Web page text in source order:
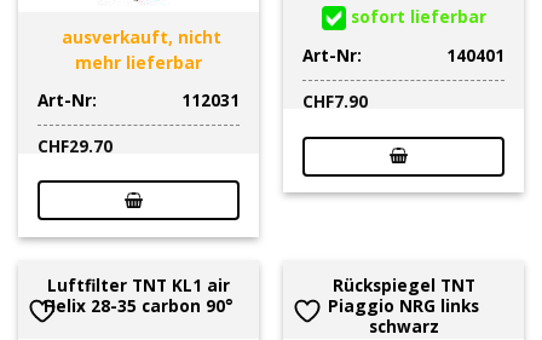
ausverkauft, nicht
mehr lieferbar
Art-Nr:
112031
CHF29.70
sofort lieferbar
Art-Nr:
140401
CHF7.90
Luftfilter TNT KL1 air
Helix 28-35 carbon 90°
Rückspiegel TNT
Piaggio NRG links
schwarz